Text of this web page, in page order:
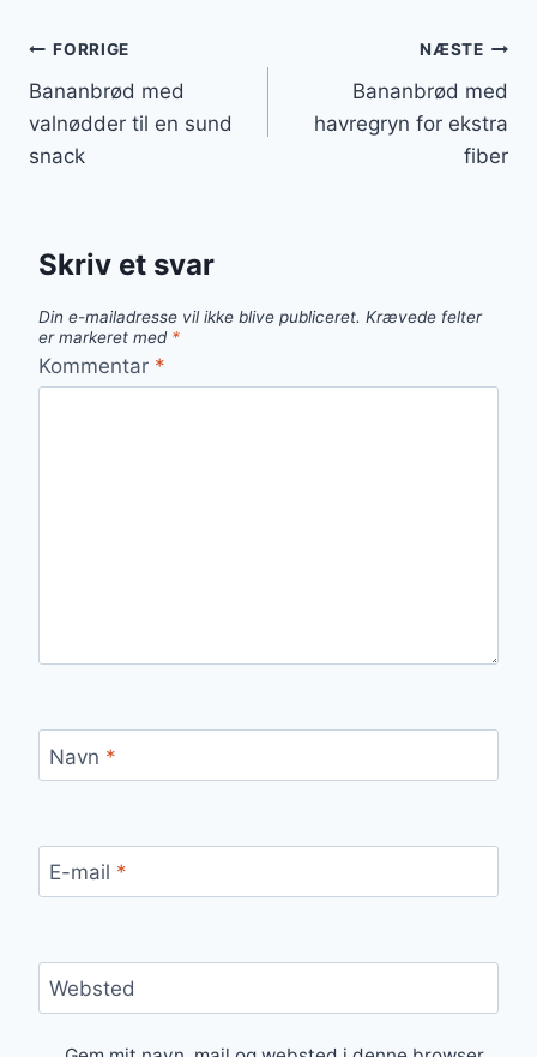
Indlægsnavigation
FORRIGE
Bananbrød med
valnødder til en sund
snack
NÆSTE
Bananbrød med
havregryn for ekstra
fiber
Skriv et svar
Din e-mailadresse vil ikke blive publiceret. Krævede felter
er markeret med *
Kommentar *
Navn *
E-mail *
Websted